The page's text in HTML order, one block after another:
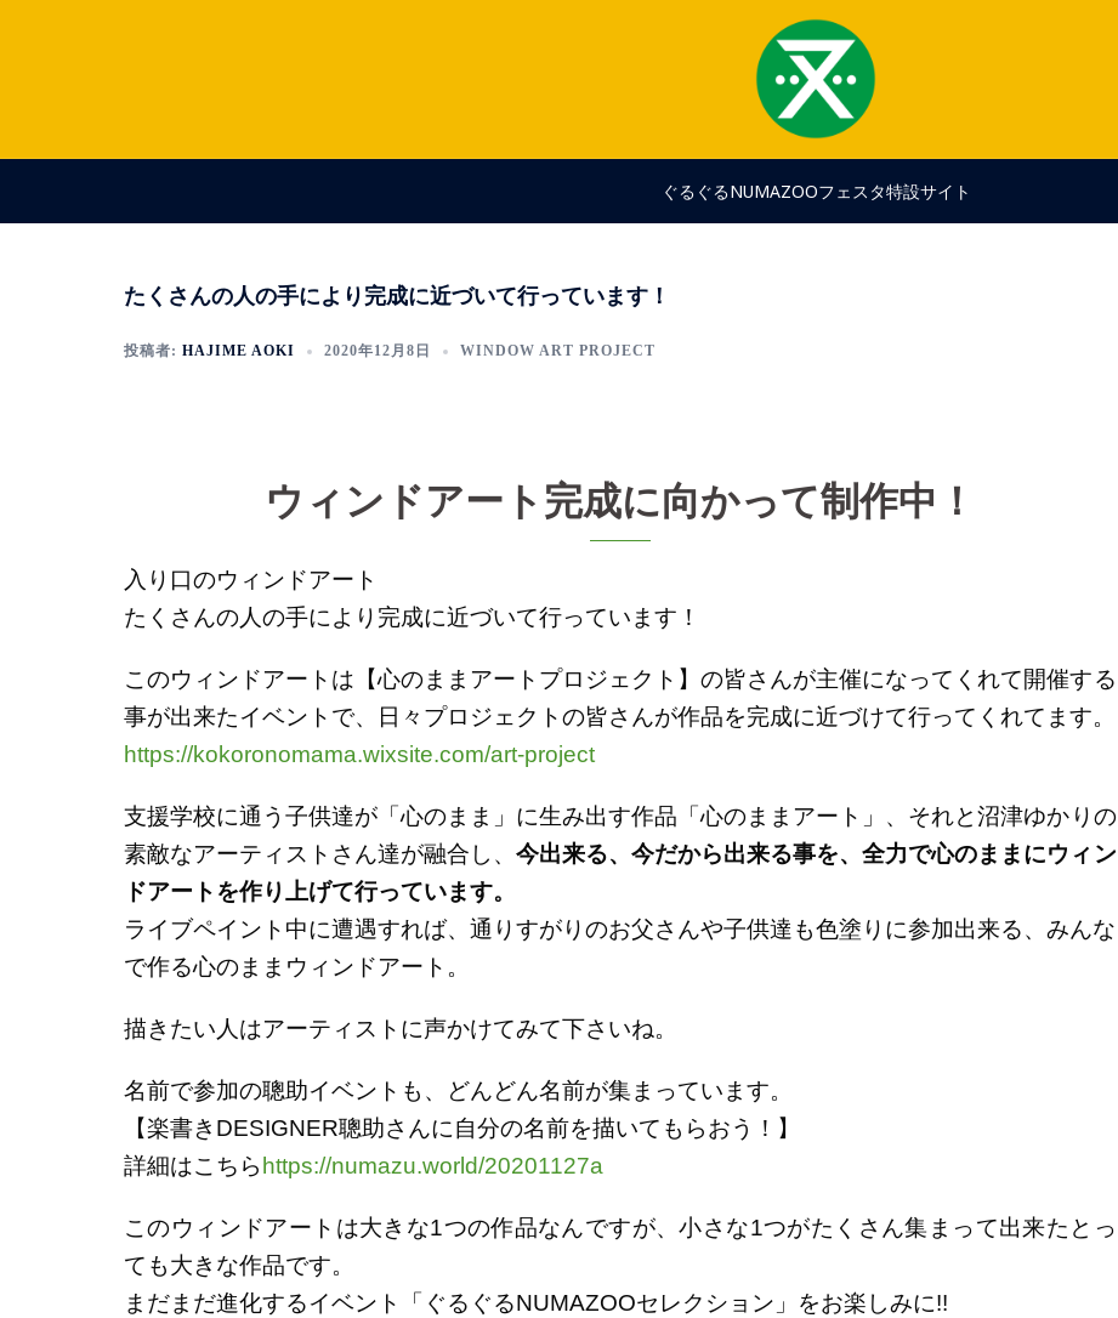
ぐるぐるNUMAZOOフェスタ特設サイト
たくさんの人の手により完成に近づいて行っています！
投稿者: HAJIME AOKI 2020年12月8日 WINDOW ART PROJECT
ウィンドアート完成に向かって制作中！
入り口のウィンドアート
たくさんの人の手により完成に近づいて行っています！
このウィンドアートは 【心のままアートプロジェクト】の皆さんが主催になってくれて開催する
事が出来たイベントで、
日々プロジェクトの皆さんが作品を完成に近づけて行ってくれてます。
https://kokoronomama.wixsite.com/art-project
支援学校に通う子供達が「心のまま」に生み出す作品「心のままアート」、 それと沼津ゆかりの
素敵なアーティストさん達が融合し、今出来る、今だから出来る事を、全力で心のままにウィン
ドアートを作り上げて行っています。
ライブペイント中に遭遇すれば、通りすがりのお父さんや子供達も色塗りに参加出来る、みんな
で作る心のままウィンドアート。
描きたい人はアーティストに声かけてみて下さいね。
名前で参加の聰助イベントも、どんどん名前が集まっています。
【楽書きDESIGNER聰助さんに自分の名前を描いてもらおう！】
詳細はこちら https://numazu.world/20201127a
このウィンドアートは大きな1つの作品なんですが、小さな1つがたくさん集まって出来たとっ
ても大きな作品です。
まだまだ進化するイベント「 ぐるぐるNUMAZOOセレクション」をお楽しみに!!